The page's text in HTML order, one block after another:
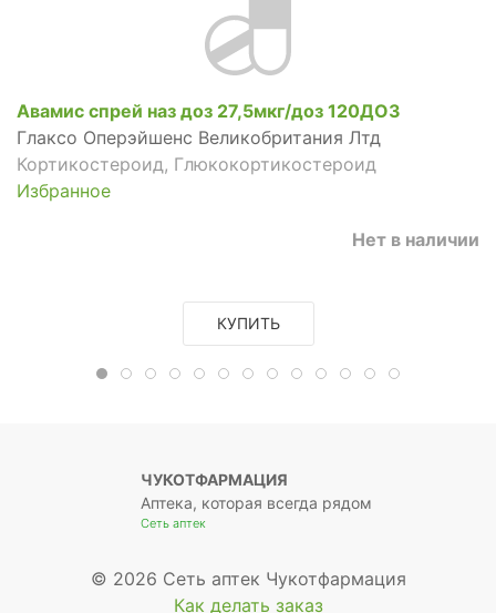
Авамис спрей наз доз 27,5мкг/доз 120ДОЗ
Глаксо Оперэйшенс Великобритания Лтд
Кортикостероид, Глюкокортикостероид
Избранное
Нет в наличии
КУПИТЬ
ЧУКОТФАРМАЦИЯ
Аптека, которая всегда рядом
Сеть аптек
© 2026 Сеть аптек Чукотфармация
Как делать заказ